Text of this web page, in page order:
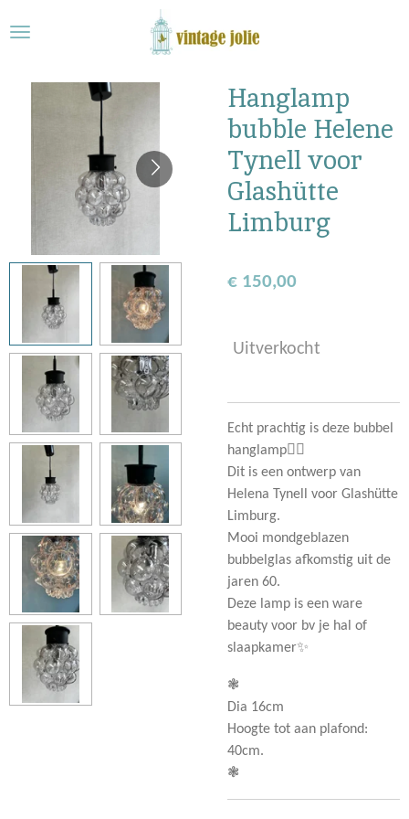
direct
hoofdinhoud
Hanglamp
bubble Helene
Tynell voor
Glashütte
Limburg
€ 150,00
Uitverkocht
Echt prachtig is deze bubbel
hanglamp👌🏻
Dit is een ontwerp van
Helena Tynell voor Glashütte
Limburg.
Mooi mondgeblazen
bubbelglas afkomstig uit de
jaren 60.
Deze lamp is een ware
beauty voor bv je hal of
slaapkamer✨
❃
Dia 16cm
Hoogte tot aan plafond:
40cm.
❃